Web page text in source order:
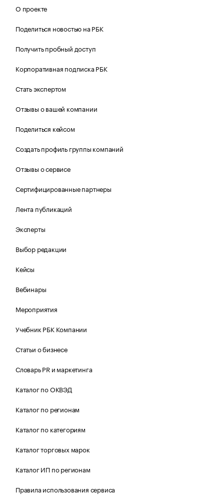
О проекте
Поделиться новостью на РБК
Получить пробный доступ
Корпоративная подписка РБК
Стать экспертом
Отзывы о вашей компании
Поделиться кейсом
Создать профиль группы компаний
Отзывы о сервисе
Сертифицированные партнеры
Лента публикаций
Эксперты
Выбор редакции
Кейсы
Вебинары
Мероприятия
Учебник РБК Компании
Статьи о бизнесе
Словарь PR и маркетинга
Каталог по ОКВЭД
Каталог по регионам
Каталог по категориям
Каталог торговых марок
Каталог ИП по регионам
Правила использования сервиса